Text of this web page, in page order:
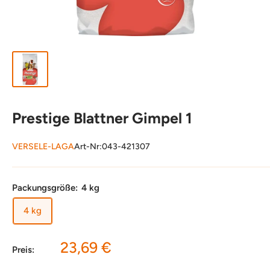
Prestige Blattner Gimpel 1
VERSELE-LAGAArt-Nr:043-421307
Packungsgröße: 4 kg
4 kg
Preis: Sonderpreis
23,69 €